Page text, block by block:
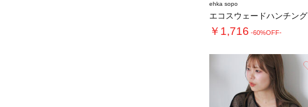
ehka sopo
エコスウェードハンチング
￥1,716 -60%OFF-